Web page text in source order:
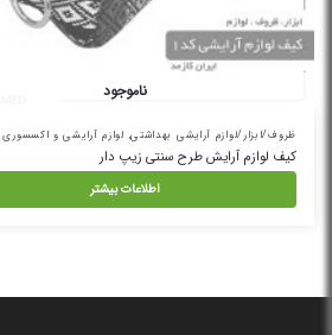
ناموجود
ظروف/ابزار/لوازم آرایشی بهداشتی, لوازم آرایشی و اکسسوری
کیف لوازم آرایش طرح سنتی زیپ دار
اطلاعات بیشتر